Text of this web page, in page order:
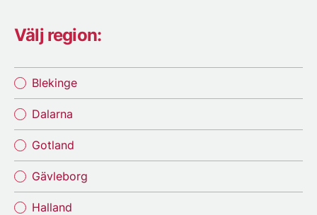
Välj region:
Blekinge
Dalarna
Gotland
Gävleborg
Halland